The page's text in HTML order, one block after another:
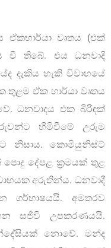
වෘතය (එක්
වී තිබේ. එය ධනවාදි
දැකිය හැකි විවාහයේ
තුළම ඒක භාර්යා වෘතය
ධනවාදය එක බිරිඳක්
හිමිවීමේ උරුම
නිසාය. කොමියුනිස්ට්
දේපළ ක්‍රමයක් තුළ
අරුතින්ය. ධනවාදී
ගර්භාෂයයි. අමතරව
සජීවි උපකරණයයි.
නොවේ. මන්ද